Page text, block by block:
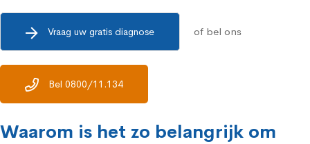
Vraag uw gratis diagnose of bel ons
Bel 0800/11.134
Waarom is het zo belangrijk om